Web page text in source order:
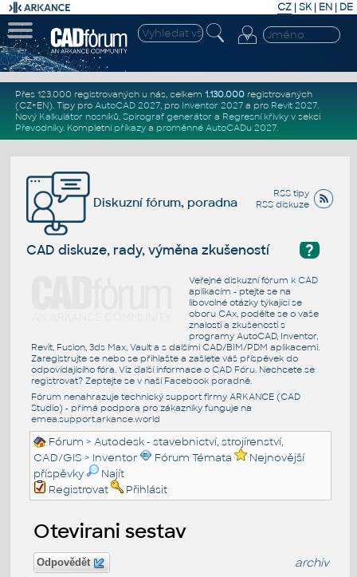
CZ | SK| EN | DE
Přes 123.000 registrovaných u nás, celkem 1.130.000registrovaných
(CZ+EN). Tipy pro AutoCAD 2027, pro Inventor 2027a pro Revit 2027.
Nový Kalkulátor nosníků, Spirograf generátor a Regresní křivkyv sekci
Převodníky. Kompletní příkazya proměnné AutoCADu 2027.
RSS tipy
RSS diskuze
Diskuzní fórum, poradna
?
CAD diskuze, rady, výměna zkušeností
Veřejné diskuzní fórum k CAD
aplikacím - ptejte se na
libovolné otázky týkající se
oboru CAx, podělte se o vaše
znalosti a zkušenosti s
programy AutoCAD, Inventor,
Revit, Fusion, 3ds Max, Vault a s dalšími CAD/BIM/PDM aplikacemi.
Zaregistrujte se nebo se přihlašte a zašlete váš příspěvek do
odpovídajícího fóra. Viz další informace o CAD Fóru. Nechcete se
registrovat? Zeptejte se v naší Facebook poradně.
Fórum nenahrazuje technický support firmy ARKANCE (CAD
Studio) - přímá podpora pro zákazníky funguje na
emea.support.arkance.world
Fórum >Autodesk - stavebnictví, strojírenství,
CAD/GIS > Inventor Fórum Témata
Nejnovější
příspěvky
Najít
Registrovat
Přihlásit
Otevirani sestav
Odpovědět archiv